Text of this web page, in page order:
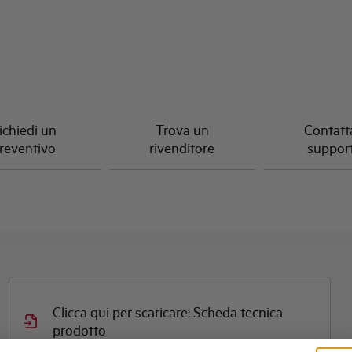
un
Trova un
rivenditore
Clicca qui per scaricare: Scheda tecnica
prodotto